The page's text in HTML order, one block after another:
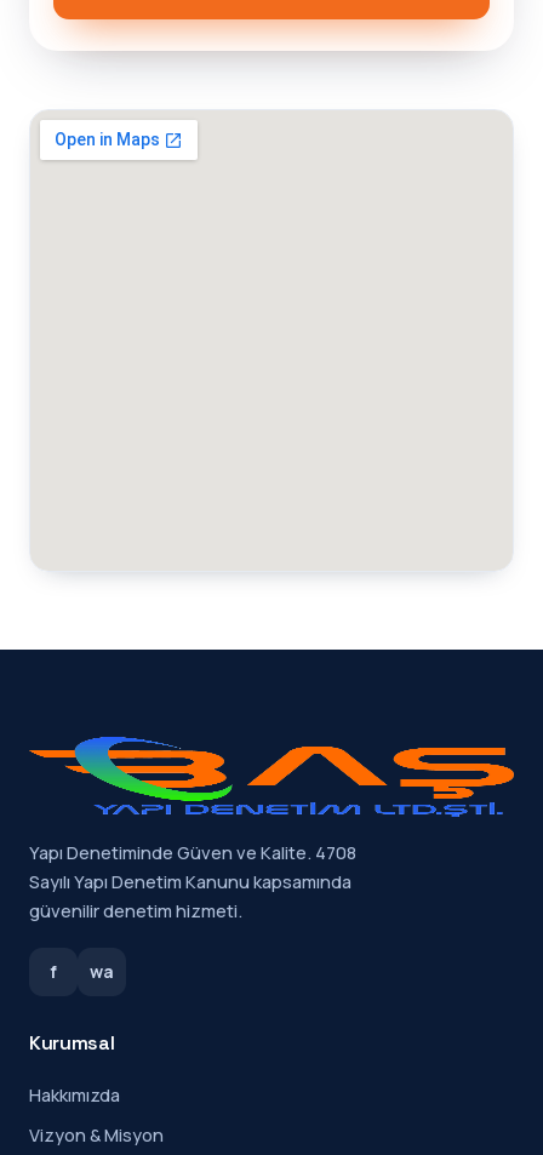
Yapı Denetiminde Güven ve Kalite. 4708
Sayılı Yapı Denetim Kanunu kapsamında
güvenilir denetim hizmeti.
f wa
Kurumsal
Hakkımızda
Vizyon & Misyon